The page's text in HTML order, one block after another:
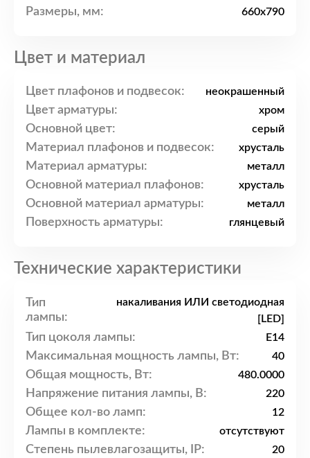
Размеры, мм: 660x790
Цвет и материал
Цвет плафонов и подвесок: неокрашенный
Цвет арматуры: хром
Основной цвет: серый
Материал плафонов и подвесок: хрусталь
Материал арматуры: металл
Основной материал плафонов: хрусталь
Основной материал арматуры: металл
Поверхность арматуры: глянцевый
Технические характеристики
Тип
лампы:
накаливания ИЛИ светодиодная
[LED]
Тип цоколя лампы: E14
Максимальная мощность лампы, Вт: 40
Общая мощность, Вт: 480.0000
Напряжение питания лампы, В: 220
Общее кол-во ламп: 12
Лампы в комплекте: отсутствуют
Степень пылевлагозащиты, IP: 20